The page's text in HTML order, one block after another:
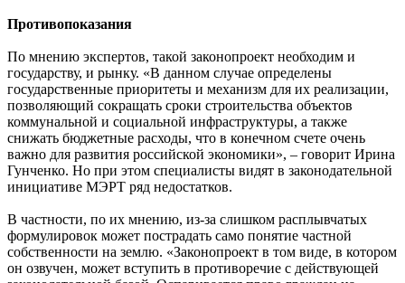
Противопоказания
По мнению экспертов, такой законопроект необходим и
государству, и рынку. «В данном случае определены
государственные приоритеты и механизм для их реализации,
позволяющий сокращать сроки строительства объектов
коммунальной и социальной инфраструктуры, а также
снижать бюджетные расходы, что в конечном счете очень
важно для развития российской экономики», – говорит Ирина
Гунченко. Но при этом специалисты видят в законодательной
инициативе МЭРТ ряд недостатков.
В частности, по их мнению, из-за слишком расплывчатых
формулировок может пострадать само понятие частной
собственности на землю. «Законопроект в том виде, в котором
он озвучен, может вступить в противоречие с действующей